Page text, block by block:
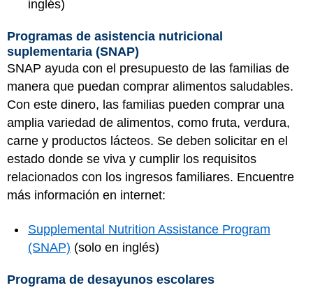
inglés)
Programas de asistencia nutricional
suplementaria (SNAP)
SNAP ayuda con el presupuesto de las familias de
manera que puedan comprar alimentos saludables.
Con este dinero, las familias pueden comprar una
amplia variedad de alimentos, como fruta, verdura,
carne y productos lácteos. Se deben solicitar en el
estado donde se viva y cumplir los requisitos
relacionados con los ingresos familiares. Encuentre
más información en internet:
Supplemental Nutrition Assistance Program
(SNAP) (solo en inglés)
Programa de desayunos escolares